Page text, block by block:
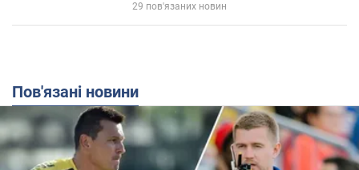
29 пов'язаних новин
Пов'язані новини